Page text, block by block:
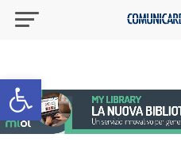
Apri la barra degli strumenti